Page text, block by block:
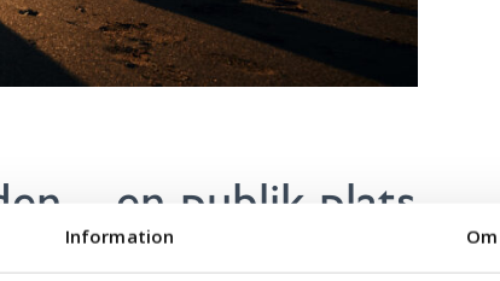
Information Om
– en publik plats